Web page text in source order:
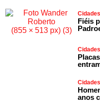
Cidades
Fiéis
Cidades
Cidades
anos